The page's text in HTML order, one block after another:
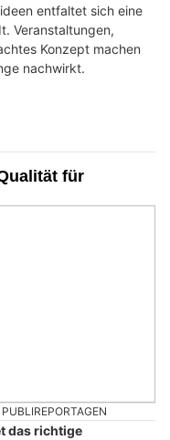
entfaltet sich eine
Veranstaltungen,
Konzept machen
nachwirkt.
für
PUBLIREPORTAGEN
das richtige